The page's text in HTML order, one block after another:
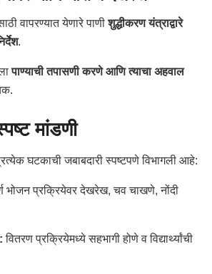
वापरण्यात येणारे पाणीशुद्धीकरण यंत्राद्वारे
.
पाण्याची तपासणी करणे आणि त्याचा अहवाल
मांडणी
घटकाची जबाबदारी स्पष्टपणे विभागली आहे:
भोजन प्रक्रियेवर देखरेख, चव चाखणे, नोंदी
वितरण प्रक्रियेमध्ये सहभागी होणे व विद्यार्थ्यांची